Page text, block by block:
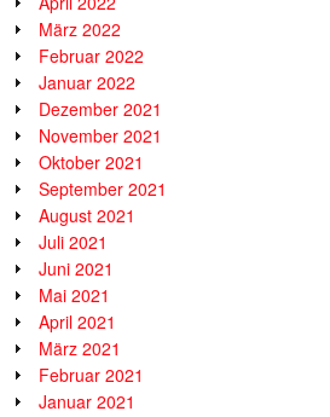
März 2022
Februar 2022
Januar 2022
Dezember 2021
November 2021
Oktober 2021
September 2021
August 2021
Juli 2021
Juni 2021
Mai 2021
April 2021
März 2021
Februar 2021
Januar 2021